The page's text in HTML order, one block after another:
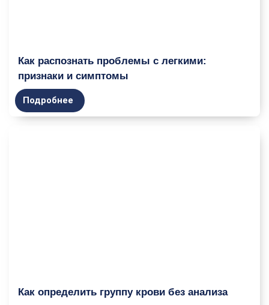
Как распознать проблемы с легкими:
признаки и симптомы
Подробнее
Как определить группу крови без анализа